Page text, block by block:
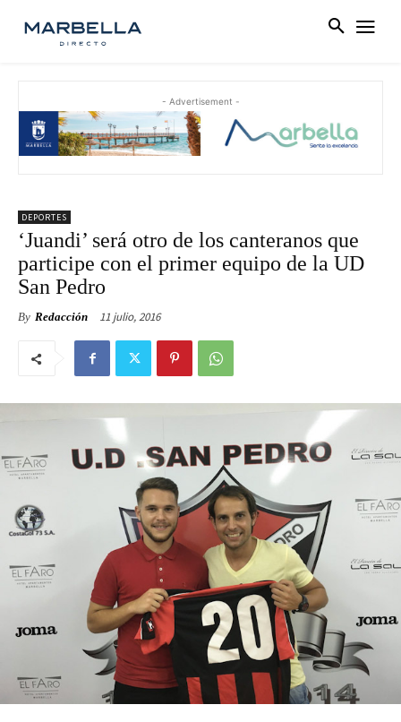
- Advertisement -
DEPORTES
‘Juandi’ será otro de los canteranos que
participe con el primer equipo de la UD
San Pedro
By Redacción 11 julio, 2016